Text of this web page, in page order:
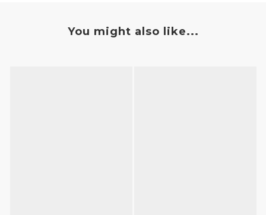
You might also like...